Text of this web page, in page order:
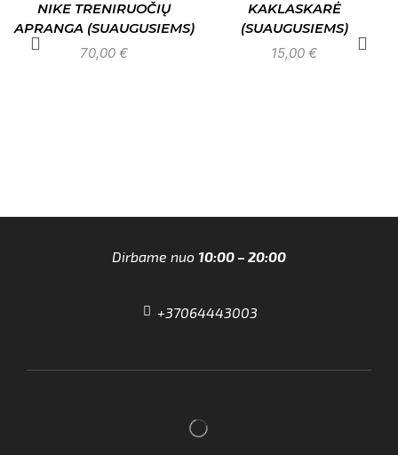
NIKE TRENIRUOČIŲ
APRANGA (SUAUGUSIEMS)
70,00 €
KAKLASKARĖ
(SUAUGUSIEMS)
15,00 €
Dirbame nuo 10:00 – 20:00
+37064443003